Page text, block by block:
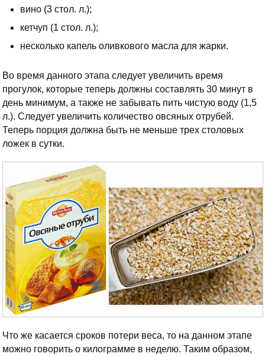
вино (3 стол. л.);
кетчуп (1 стол. л.);
несколько капель оливкового масла для жарки.
Во время данного этапа следует увеличить время
прогулок, которые теперь должны составлять 30 минут в
день минимум, а также не забывать пить чистую воду (1,5
л.). Следует увеличить количество овсяных отрубей.
Теперь порция должна быть не меньше трех столовых
ложек в сутки.
Что же касается сроков потери веса, то на данном этапе
можно говорить о килограмме в неделю. Таким образом,